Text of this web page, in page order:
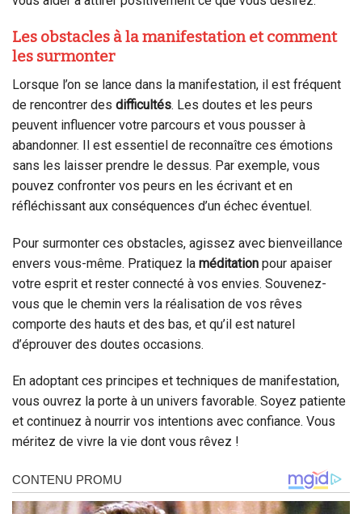
Les obstacles à la manifestation et comment
les surmonter
Lorsque l’on se lance dans la manifestation, il est fréquent
de rencontrer des difficultés. Les doutes et les peurs
peuvent influencer votre parcours et vous pousser à
abandonner. Il est essentiel de reconnaître ces émotions
sans les laisser prendre le dessus. Par exemple, vous
pouvez confronter vos peurs en les écrivant et en
réfléchissant aux conséquences d’un échec éventuel.
Pour surmonter ces obstacles, agissez avec bienveillance
envers vous-même. Pratiquez la méditation pour apaiser
votre esprit et rester connecté à vos envies. Souvenez-
vous que le chemin vers la réalisation de vos rêves
comporte des hauts et des bas, et qu’il est naturel
d’éprouver des doutes occasions.
En adoptant ces principes et techniques de manifestation,
vous ouvrez la porte à un univers favorable. Soyez patiente
et continuez à nourrir vos intentions avec confiance. Vous
méritez de vivre la vie dont vous rêvez !